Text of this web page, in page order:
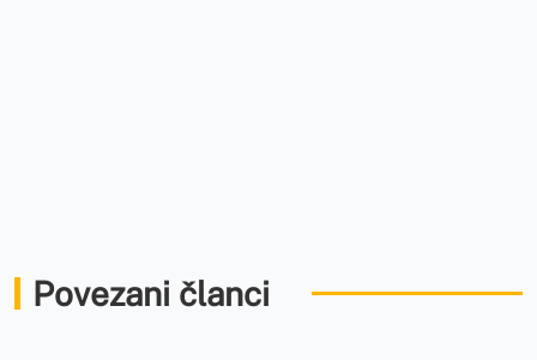
Povezani članci